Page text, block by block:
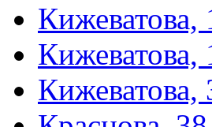
Кижеватова,
Кижеватова,
Кижеватова,